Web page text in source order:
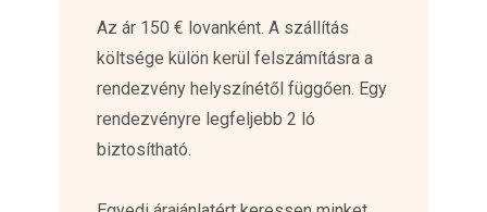
Az ár 150 € lovanként. A szállítás
költsége külön kerül felszámításra a
rendezvény helyszínétől függően. Egy
rendezvényre legfeljebb 2 ló
biztosítható.